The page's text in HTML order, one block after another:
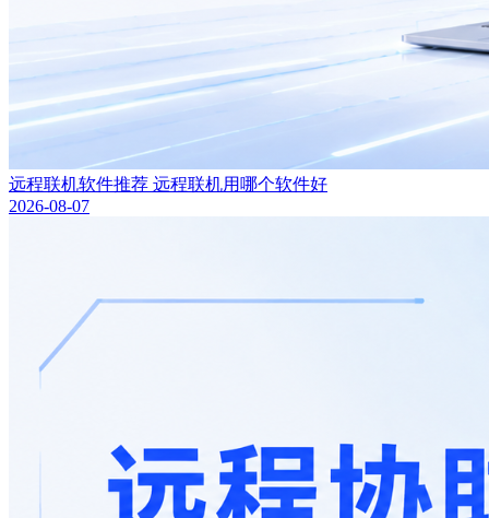
远程联机软件推荐 远程联机用哪个软件好
2026-08-07